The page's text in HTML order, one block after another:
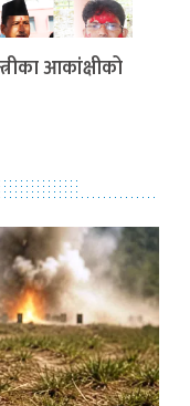
आकांक्षीको